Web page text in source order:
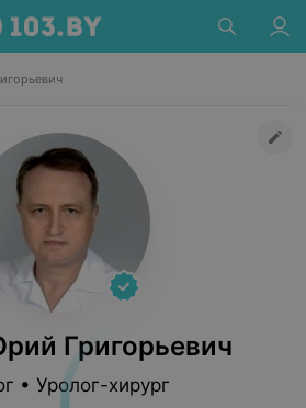
Григорьевич
• Уролог-хирург